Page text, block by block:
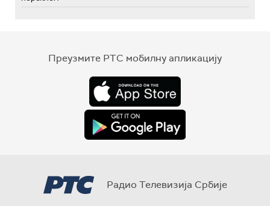
Преузмите РТС мобилну апликацију
Радио Телевизија Србије